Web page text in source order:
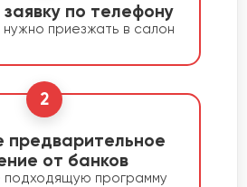
по телефону
приезжать в салон
2
предварительное
от банков
подходящую программу